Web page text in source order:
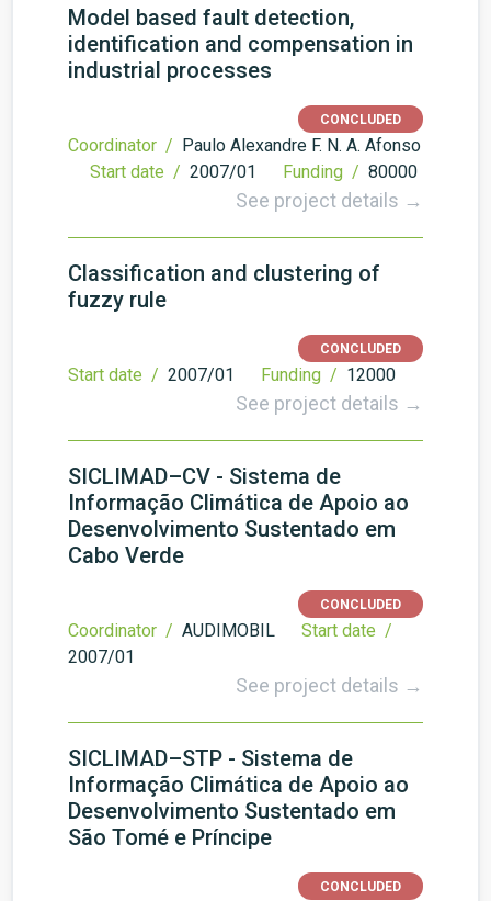
Model based fault detection,
identification and compensation in
industrial processes
CONCLUDED
Coordinator / Paulo Alexandre F. N. A. Afonso
Start date / 2007/01 Funding / 80000
See project details →
Classification and clustering of
fuzzy rule
CONCLUDED
Start date / 2007/01 Funding / 12000
See project details →
SICLIMAD–CV - Sistema de
Informação Climática de Apoio ao
Desenvolvimento Sustentado em
Cabo Verde
CONCLUDED
Coordinator / AUDIMOBIL
Start date /
2007/01
See project details →
SICLIMAD–STP - Sistema de
Informação Climática de Apoio ao
Desenvolvimento Sustentado em
São Tomé e Príncipe
CONCLUDED